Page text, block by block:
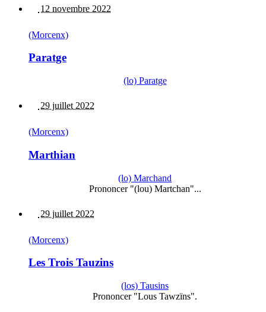
12 novembre 2022
(Morcenx)
Paratge
(lo) Paratge
29 juillet 2022
(Morcenx)
Marthian
(lo) Marchand
Prononcer "(lou) Martchan"...
29 juillet 2022
(Morcenx)
Les Trois Tauzins
(los) Tausins
Prononcer "Lous Tawzïns".